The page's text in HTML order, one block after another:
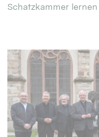
Schatzkammer